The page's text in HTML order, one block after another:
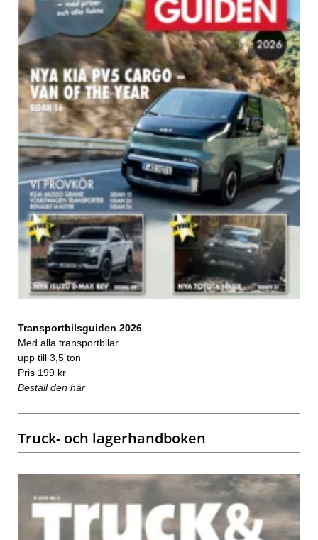
Transportbilsguiden 2026
Med alla transportbilar
upp till 3,5 ton
Pris 199 kr
Beställ den här
Truck- och lagerhandboken